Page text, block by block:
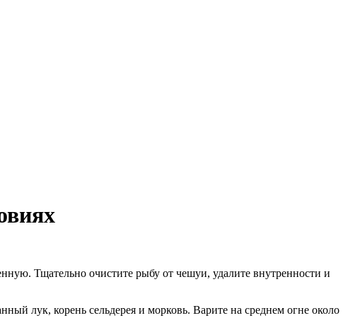
Тщательно очистите рыбу от чешуи, удалите внутренности и
лук, корень сельдерея и морковь. Варите на среднем огне около